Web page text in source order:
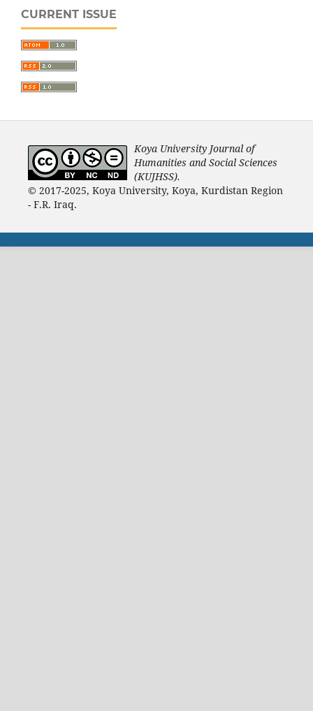
CURRENT ISSUE
Koya University Journal of
Humanities and Social Sciences
(KUJHSS).
© 2017-2025, Koya University, Koya, Kurdistan Region
- F.R. Iraq.